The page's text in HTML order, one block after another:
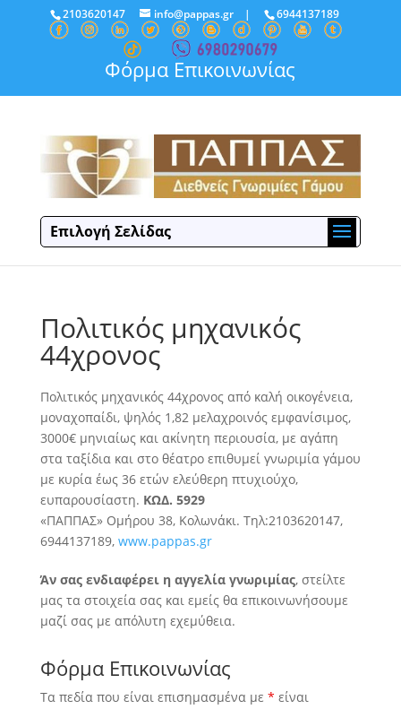
2103620147 info@pappas.gr| 6944137189
Φόρμα Επικοινωνίας
Επιλογή Σελίδας
Πολιτικός μηχανικός
44χρονος
Πολιτικός μηχανικός 44χρονος από καλή οικογένεια,
μοναχοπαίδι, ψηλός 1,82 μελαχροινός εμφανίσιμος,
3000€ μηνιαίως και ακίνητη περιουσία, με αγάπη
στα ταξίδια και στο θέατρο επιθυμείγνωριμία γάμου
με κυρία έως 36 ετών ελεύθερη πτυχιούχο,
ευπαρουσίαστη. ΚΩΔ. 5929
«ΠΑΠΠΑΣ» Ομήρου 38, Κολωνάκι. Τηλ:2103620147,
6944137189, www.pappas.gr
Άν σας ενδιαφέρει η αγγελία γνωριμίας, στείλτε
μας τα στοιχεία σας και εμείς θα επικοινωνήσουμε
μαζί σας με απόλυτη εχεμύθεια.
Φόρμα Επικοινωνίας
Τα πεδία που είναι επισημασμένα με * είναι